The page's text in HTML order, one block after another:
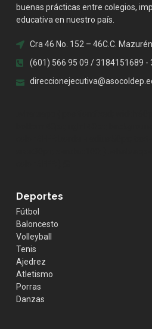
buenas prácticas entre colegios,
educativa en nuestro país.
Cra 46 No. 152 – 46C.C.
(601) 566 95 09 / 3184151689 -
Deportes
Fútbol
Baloncesto
Volleyball
Tenis
Ajedrez
Atletismo
Porras
Danzas